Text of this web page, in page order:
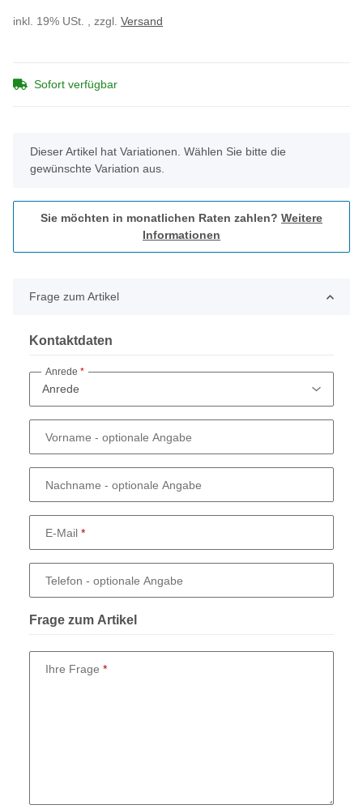
inkl. 19% USt. , zzgl. Versand
Sofort verfügbar
x
Dieser Artikel hat Variationen. Wählen Sie bitte die
gewünschte Variation aus.
Sie möchten in monatlichen Raten zahlen? Weitere
Informationen
Frage zum Artikel
Kontaktdaten
Anrede
Vorname - optionale Angabe
Nachname - optionale Angabe
E-Mail
Telefon - optionale Angabe
Frage zum Artikel
Ihre Frage